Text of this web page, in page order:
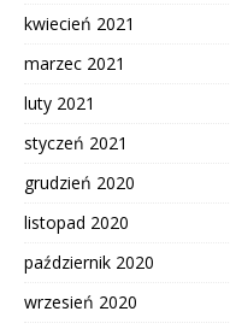
kwiecień 2021
marzec 2021
luty 2021
styczeń 2021
grudzień 2020
listopad 2020
październik 2020
wrzesień 2020